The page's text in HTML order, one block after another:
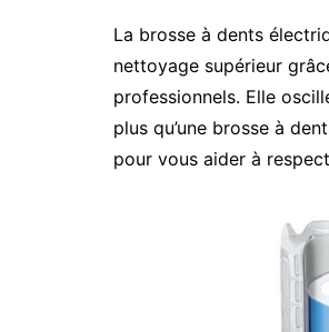
La brosse à dents
nettoyage supérieur
professionnels. Elle
plus qu’une brosse à
pour vous aider à